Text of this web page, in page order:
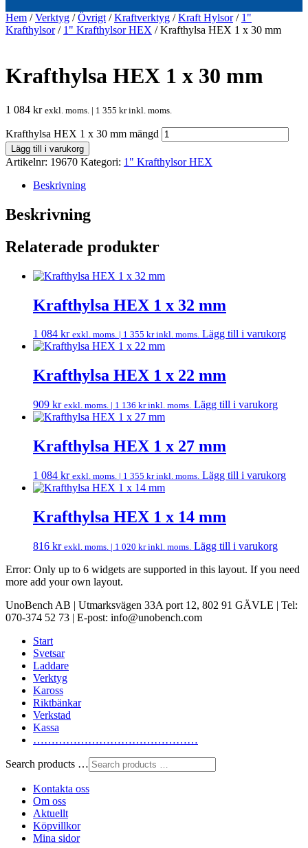
Hem /Verktyg /Övrigt /Kraftverktyg /Kraft Hylsor/ 1"
Krafthylsor/ 1" Krafthylsor HEX / Krafthylsa HEX 1 x 30 mm
Krafthylsa HEX 1 x 30 mm
1 084 kr exkl. moms. | 1 355 krinkl. moms.
Krafthylsa HEX 1 x 30 mm mängd
Lägg till i varukorg
Artikelnr: 19670 Kategori: 1" Krafthylsor HEX
Beskrivning
Beskrivning
Relaterade produkter
Krafthylsa HEX 1 x 32 mm
1 084 kr exkl. moms. | 1 355 krinkl. moms. Lägg till i varukorg
Krafthylsa HEX 1 x 22 mm
909 kr exkl. moms. | 1 136 krinkl. moms. Lägg till i varukorg
Krafthylsa HEX 1 x 27 mm
1 084 kr exkl. moms. | 1 355 krinkl. moms. Lägg till i varukorg
Krafthylsa HEX 1 x 14 mm
816 kr exkl. moms. | 1 020 krinkl. moms. Lägg till i varukorg
Error: Only up to 6 widgets are supported in this layout. If you need
more add your own layout.
UnoBench AB | Utmarksvägen 33A port 12, 802 91 GÄVLE | Tel:
070-374 52 73 | E-post: info@unobench.com
Start
Svetsar
Laddare
Verktyg
Kaross
Riktbänkar
Verkstad
Kassa
………………………………………
Search products …
Kontakta oss
Om oss
Aktuellt
Köpvillkor
Mina sidor